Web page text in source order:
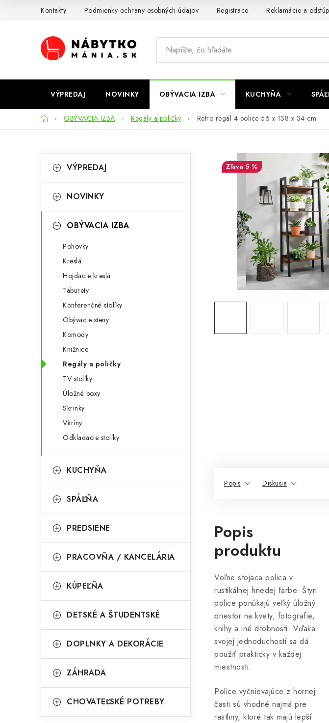
Kontakty Podmienky ochrany osobných údajov Registrace Reklamácie a
VÝPREDAJ NOVINKY OBÝVACIA IZBA KUCHYŇA
DomovOBÝVACIA IZBA Regály a poličky Retro regál 4 police 56 x 138 x 34 cm
o
n
kategórie
a
e
VÝPREDAJ
NOVINKY
OBÝVACIA IZBA
Pohovky
Kreslá
Hojdacie kreslá
Taburety
Konferenčné stolíky
Obývacie steny
Komody
Knižnice
Regály a poličky
TV stolíky
Úložné boxy
Skrinky
Vitríny
Odkladacie stolíky
KUCHYŇA
SPÁĽŇA
PREDSIENE
PRACOVŇA / KANCELÁRIA
KÚPEĽŇA
DETSKÉ A ŠTUDENTSKÉ
DOPLNKY A DEKORÁCIE
ZÁHRADA
CHOVATEĽSKÉ POTREBY
5 %
Popis Diskusia
Popis
produktu
Voľne stojaca polica v
rustikálnej hnedej farbe. Štyri
police ponúkajú veľký úložný
priestor na kvety, fotografie,
knihy a iné drobnosti. Vďaka
svojej jednoduchosti sa dá
použiť prakticky v každej
miestnosti.
Police vyčnievajúce z hornej
časti sú vhodné najmä pre
rastliny, ktoré tak majú lepší